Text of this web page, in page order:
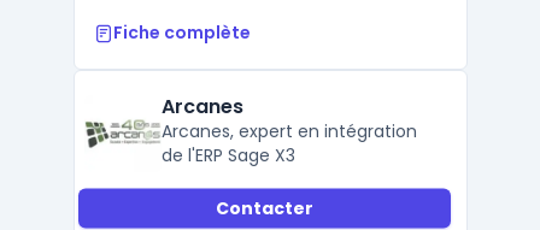
Fiche complète
Arcanes
Arcanes, expert en intégration
de l'ERP Sage X3
Contacter